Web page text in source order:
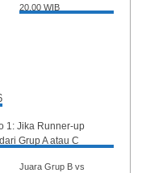
20.00 WIB
1: Jika Runner-up
Grup A atau C
Juara Grup B vs